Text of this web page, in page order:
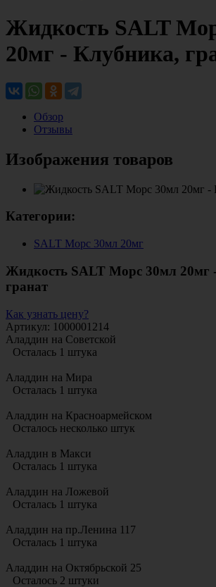
Жидкость SALT
20мг - Клубника,
Обзор
Отзывы
Изображения товаров
Категории:
SALT Морс 30мл 20мг
Жидкость SALT Морс 30мл 20мг
гранат
Как узнать цену?
Артикул: 1000001214
Аладдин на Советской
Осталась 1 штука
Аладдин на Мира
Осталась 1 штука
Аладдин на Красноармейском
Осталось несколько штук
Аладдин в Макси
Осталась 1 штука
Аладдин на Ложевой
Осталась 1 штука
Аладдин на пр.Ленина 117
Осталась 1 штука
Аладдин на Октябрьской 25
Осталось 2 штуки